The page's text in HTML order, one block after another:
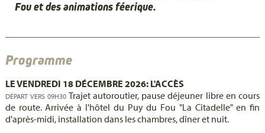
Fou et des animations féerique.
Programme
LE VENDREDI 18 DÉCEMBRE 2026: L'ACCÈS
DÉPART VERS 09H30 Trajet autoroutier, pause déjeuner libre en cours
de route. Arrivée à l'hôtel du Puy du Fou "La Citadelle" en fin
d'après-midi, installation dans les chambres, dîner et nuit.